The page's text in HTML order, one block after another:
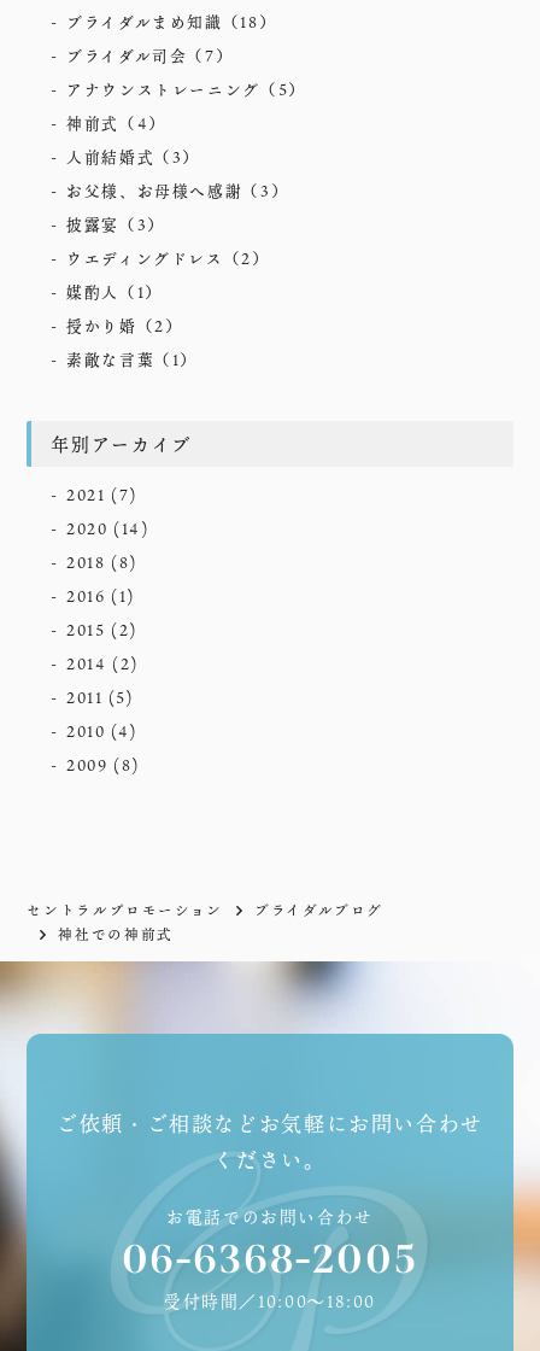
ブライダルまめ知識 （18）
ブライダル司会 （7）
アナウンストレーニング （5）
神前式 （4）
人前結婚式 （3）
お父様、お母様へ感謝 （3）
披露宴 （3）
ウエディングドレス
（2）
媒酌人 （1）
授かり婚 （2）
素敵な言葉 （1）
年別アーカイブ
2021 (7)
2020 (14)
2018 (8)
2016 (1)
2015 (2)
2014 (2)
2011 (5)
2010 (4)
2009 (8)
セントラルプロモーション
ブライダルブログ
神社での神前式
ご依頼・ご相談などお気軽にお問い合わせ
ください。
お電話でのお問い合わせ
06-6368-2005
受付時間／10:00〜18:00